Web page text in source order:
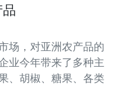
场，对亚洲农产品的
业今年带来了多种主
、胡椒、糖果、各类